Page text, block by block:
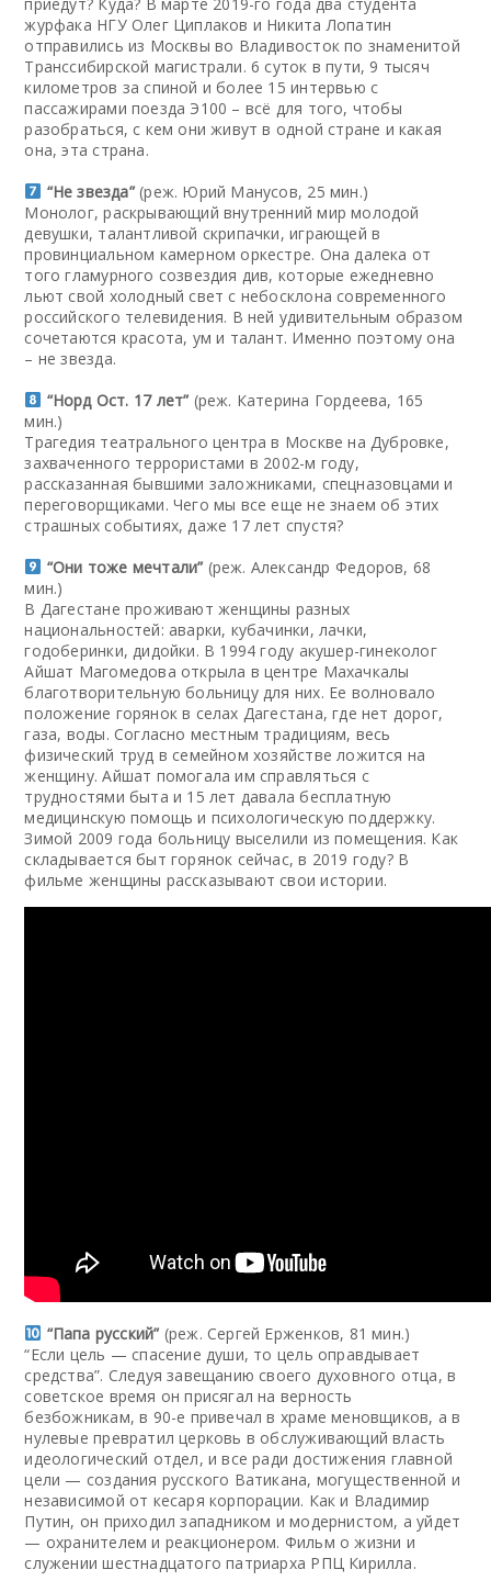
журфака НГУ Олег Циплаков и Никита Лопатин
отправились из Москвы во Владивосток по знаменитой
Транссибирской магистрали. 6 суток в пути, 9 тысяч
километров за спиной и более 15 интервью с
пассажирами поезда Э100 – всё для того, чтобы
разобраться, с кем они живут в одной стране и какая
она, эта страна.
“Не звезда”(реж. Юрий Манусов, 25 мин.)
Монолог, раскрывающий внутренний мир молодой
девушки, талантливой скрипачки, играющей в
провинциальном камерном оркестре. Она далека от
того гламурного созвездия див, которые ежедневно
льют свой холодный свет с небосклона современного
российского телевидения. В ней удивительным образом
сочетаются красота, ум и талант. Именно поэтому она
– не звезда.
“Норд Ост. 17 лет” (реж. Катерина Гордеева, 165
мин.)
Трагедия театрального центра в Москве на Дубровке,
захваченного террористами в 2002-м году,
рассказанная бывшими заложниками, спецназовцами и
переговорщиками. Чего мы все еще не знаем об этих
страшных событиях, даже 17 лет спустя?
“Они тоже мечтали” (реж. Александр Федоров, 68
мин.)
В Дагестане проживают женщины разных
национальностей: аварки, кубачинки, лачки,
годоберинки, дидойки. В 1994 году акушер-гинеколог
Айшат Магомедова открыла в центре Махачкалы
благотворительную больницу для них. Ее волновало
положение горянок в селах Дагестана, где нет дорог,
газа, воды. Согласно местным традициям, весь
физический труд в семейном хозяйстве ложится на
женщину. Айшат помогала им справляться с
трудностями быта и 15 лет давала бесплатную
медицинскую помощь и психологическую поддержку.
Зимой 2009 года больницу выселили из помещения. Как
складывается быт горянок сейчас, в 2019 году? В
фильме женщины рассказывают свои истории.
“Папа русский” (реж. Сергей Ерженков, 81 мин.)
“Если цель — спасение души, то цель оправдывает
средства”. Следуя завещанию своего духовного отца, в
советское время он присягал на верность
безбожникам, в 90-е привечал в храме меновщиков, а в
нулевые превратил церковь в обслуживающий власть
идеологический отдел, и все ради достижения главной
цели — создания русского Ватикана, могущественной и
независимой от кесаря корпорации. Как и Владимир
Путин, он приходил западником и модернистом, а уйдет
— охранителем и реакционером. Фильм о жизни и
служении шестнадцатого патриарха РПЦ Кирилла.